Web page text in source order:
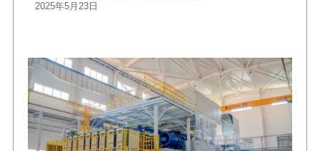
2025年5月23日